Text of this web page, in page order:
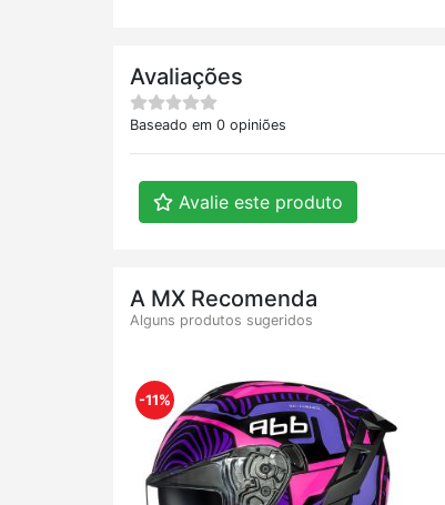
Avaliações
Baseado em 0 opiniões
Avalie este produto
A MX Recomenda
Alguns produtos sugeridos
-11%